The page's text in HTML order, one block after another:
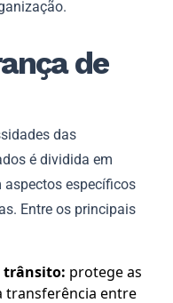
de
das
é dividida em
específicos
Entre os principais
trânsito: protege as
transferência entre